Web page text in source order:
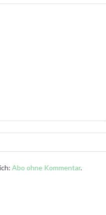
Abo ohne Kommentar.